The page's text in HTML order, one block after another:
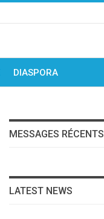
DIASPORA
MESSAGES RÉCENTS
LATEST NEWS